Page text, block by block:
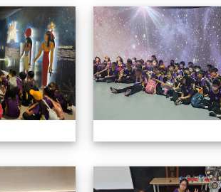
教學 114學年四年級戶外教學
教學 114學年四年級戶外教學